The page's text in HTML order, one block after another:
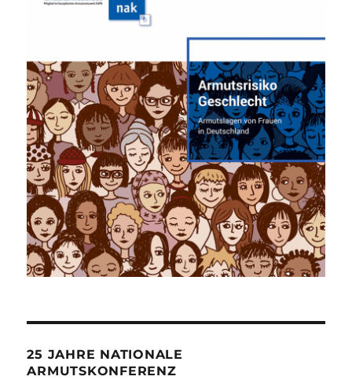
25 JAHRE NATIONALE
ARMUTSKONFERENZ